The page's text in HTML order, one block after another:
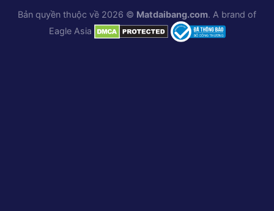
Bản quyền thuộc về 2026 © Matdaibang.com. A brand of
Eagle Asia